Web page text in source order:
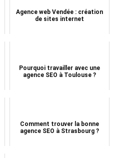
Agence web Vendée : création
de sites internet
Pourquoi travailler avec une
agence SEO à Toulouse ?
Comment trouver la bonne
agence SEO à Strasbourg ?